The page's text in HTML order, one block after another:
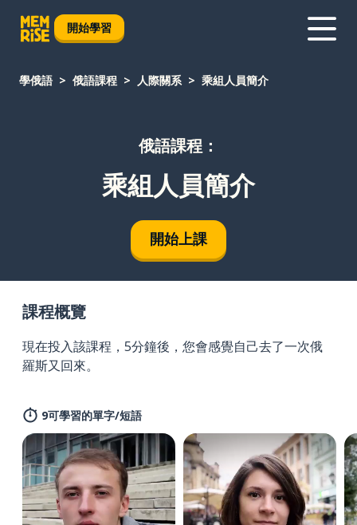
開始學習
學俄語 俄語課程 人際關系 乘組人員簡介
俄語課程：
乘組人員簡介
開始上課
課程概覽
現在投入該課程，5分鐘後，您會感覺自己去了一次俄
羅斯又回來。
9可學習的單字/短語